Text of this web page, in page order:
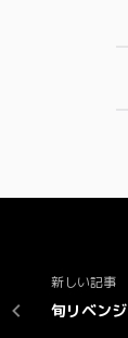
新しい記事
旬リベンジ